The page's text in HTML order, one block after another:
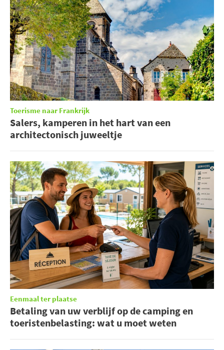
Toerisme naar Frankrijk
Salers, kamperen in het hart van een
architectonisch juweeltje
Eenmaal ter plaatse
Betaling van uw verblijf op de camping en
toeristenbelasting: wat u moet weten